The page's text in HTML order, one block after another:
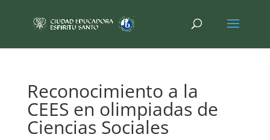
Reconocimiento a la
CEES en olimpiadas de
Ciencias Sociales